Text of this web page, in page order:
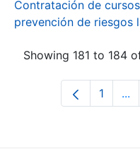
Contratación de
prevención de riesgos
Showing 181 to 184
Page
1 ...